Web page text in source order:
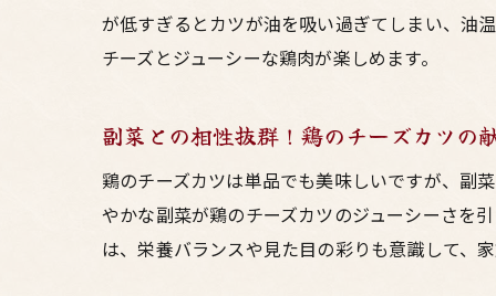
が低すぎるとカツが油を吸い過ぎてしまい、油
チーズとジューシーな鶏肉が楽しめます。
副菜との相性抜群！鶏のチーズカツの
鶏のチーズカツは単品でも美味しいですが、副
やかな副菜が鶏のチーズカツのジューシーさを
は、栄養バランスや見た目の彩りも意識して、